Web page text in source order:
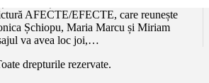
AFECTE/EFECTE, care reunește
Șchiopu, Maria Marcu și Miriam
va avea loc joi,…
drepturile rezervate.